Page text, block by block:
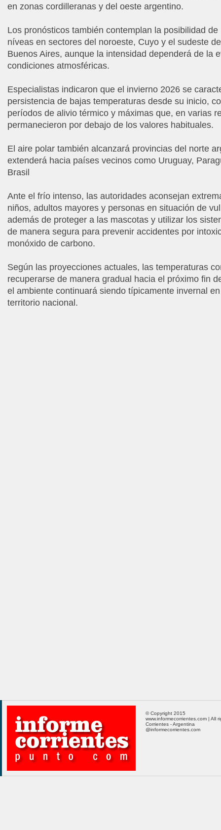
en zonas cordilleranas y del oeste argentino.
Los pronósticos también contemplan la posibilidad
níveas en sectores del noroeste, Cuyo y el sudeste
Buenos Aires, aunque la intensidad dependerá de la
condiciones atmosféricas.
Especialistas indicaron que el invierno 2026 se
persistencia de bajas temperaturas desde su inicio,
períodos de alivio térmico y máximas que, en varias
permanecieron por debajo de los valores habituales.
El aire polar también alcanzará provincias del norte
extenderá hacia países vecinos como Uruguay,
Brasil
Ante el frío intenso, las autoridades aconsejan
niños, adultos mayores y personas en situación de
además de proteger a las mascotas y utilizar los
de manera segura para prevenir accidentes por
monóxido de carbono.
Según las proyecciones actuales, las temperaturas
recuperarse de manera gradual hacia el próximo fin
el ambiente continuará siendo típicamente invernal
territorio nacional.
© Copyright 2015
www.informecorrientes.com | All
Corrientes - Argentina
@informecorrientes.com